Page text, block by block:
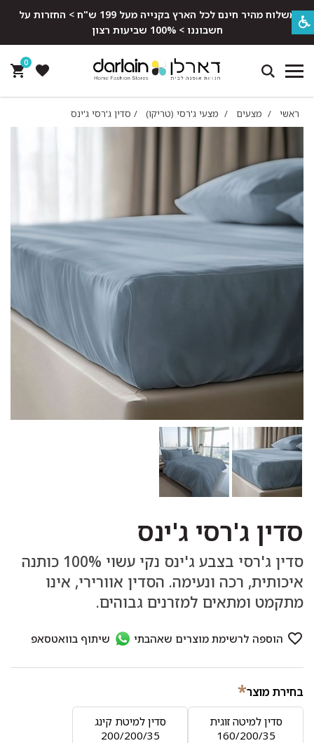
משלוח מהיר חינם לכל הארץ בקנייה מעל 199 ש"ח > החזרות על
חשבוננו > 100% שביעות רצון
0
ראשי / מצעים / מצעי ג'רסי (טריקו) / סדין ג'רסי ג'ינס
סדין ג'רסי ג'ינס
סדין ג'רסי בצבע ג'ינס נקי עשוי 100% כותנה
איכותית, רכה ונעימה. הסדין אוורירי, אינו
מתקמט ומתאים למזרנים גבוהים.
בחירת מוצר*
סדין למיטה זוגית
160/200/35
סדין למיטת קינג
200/200/35